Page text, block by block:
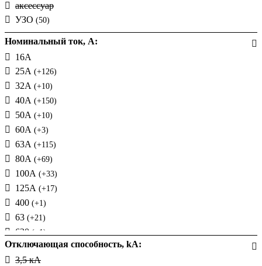
аксессуар
УЗО (50)
Номинальный ток, А:
16А
25А (+126)
32А (+10)
40А (+150)
50А (+10)
60А (+3)
63А (+115)
80А (+69)
100А (+33)
125А (+17)
400 (+1)
63 (+21)
630 (+1)
80(+14)
Отключающая способность, kA:
3,5 кА